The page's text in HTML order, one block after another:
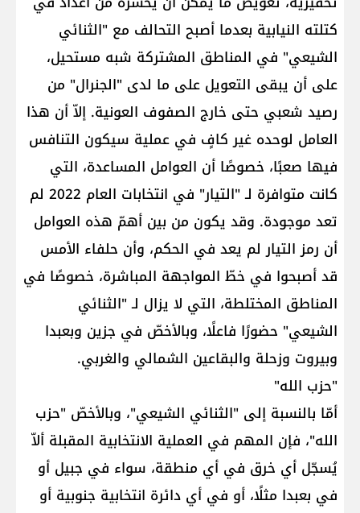
كتلته النيابية بعدما أصبح التحالف مع "الثنائي
الشيعي" في المناطق المشتركة شبه مستحيل،
على أن يبقى التعويل على ما لدى "الجنرال" من
رصيد شعبي حتى خارج الصفوف العونية. إلاّ أن هذا
العامل لوحده غير كافٍ في عملية سيكون التنافس
فيها صعبًا، خصوصًا أن العوامل المساعدة، التي
كانت متوافرة لـ "التيار" في انتخابات العام 2022 لم
تعد موجودة. وقد يكون من بين أهمّ هذه العوامل
أن رمز التيار لم يعد في الحكم، وأن حلفاء الأمس
قد أصبحوا في خطّ المواجهة المباشرة، خصوصًا في
المناطق المختلطة، التي لا يزال لـ "الثنائي
الشيعي" حضورًا فاعلًا، وبالأخصّ في جزين وبعبدا
وبيروت وزحلة والبقاعين الشمالي والغربي.
"حزب الله"
أمّا بالنسبة إلى "الثنائي الشيعي"، وبالأخصّ "حزب
الله"، فإن المهم في العملية الانتخابية المقبلة ألاّ
يُسجّل أي خرق في أي منطقة، سواء في جبيل أو
في بعبدا مثلًا، أو في أي دائرة انتخابية جنوبية أو